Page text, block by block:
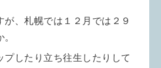
、札幌では１２月では２９
プしたり立ち往生したりして